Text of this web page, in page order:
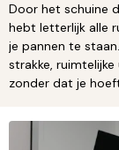
Door het schuine
hebt letterlijk alle
je pannen te
strakke,
zonder dat je